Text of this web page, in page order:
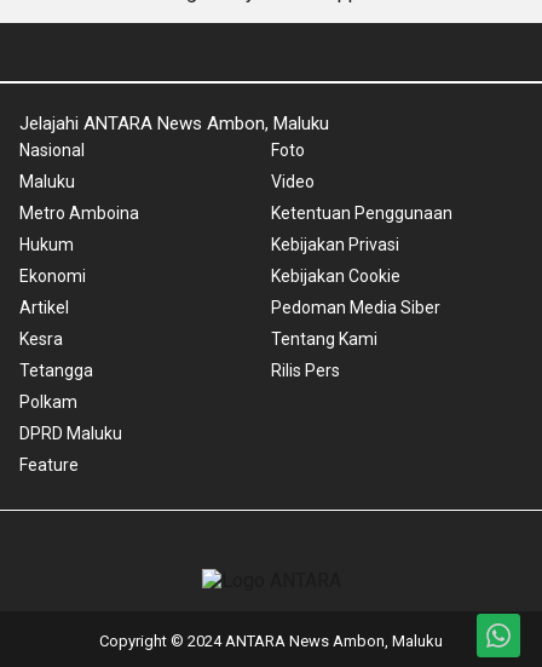
Jelajahi ANTARA News Ambon, Maluku
Nasional
Maluku
Metro Amboina
Hukum
Ekonomi
Artikel
Kesra
Tetangga
Polkam
DPRD Maluku
Feature
Foto
Video
Ketentuan Penggunaan
Kebijakan Privasi
Kebijakan Cookie
Pedoman Media Siber
Tentang Kami
Rilis Pers
Copyright © 2024 ANTARA News Ambon, Maluku